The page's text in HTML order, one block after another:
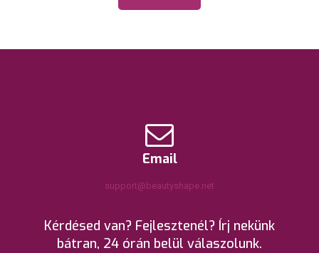
Email
support@beautyshape.net
Kérdésed van? Fejlesztenél? Írj nekünk
bátran, 24 órán belül válaszolunk.